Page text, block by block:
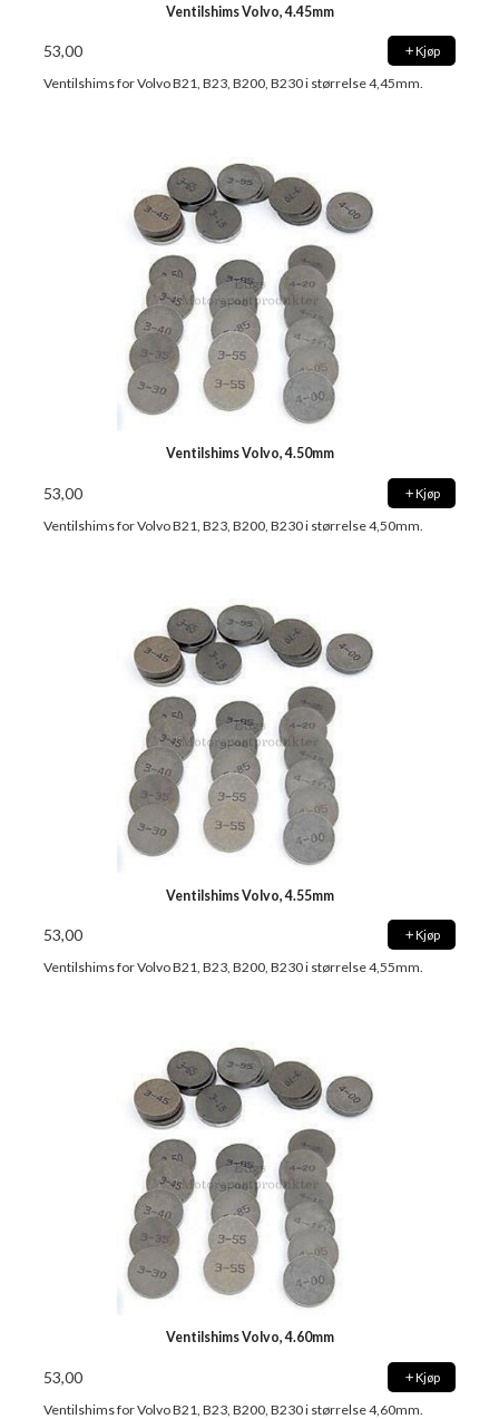
Ventilshims Volvo, 4.45mm
53,00 Kjøp
Ventilshims for Volvo B21, B23, B200, B230 i størrelse 4,45mm.
Ventilshims Volvo, 4.50mm
53,00 Kjøp
Ventilshims for Volvo B21, B23, B200, B230 i størrelse 4,50mm.
Ventilshims Volvo, 4.55mm
53,00 Kjøp
Ventilshims for Volvo B21, B23, B200, B230 i størrelse 4,55mm.
Ventilshims Volvo, 4.60mm
53,00 Kjøp
Ventilshims for Volvo B21, B23, B200, B230 i størrelse 4,60mm.